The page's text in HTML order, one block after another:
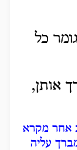
כל
אותן,
אחר מקרא
עליה